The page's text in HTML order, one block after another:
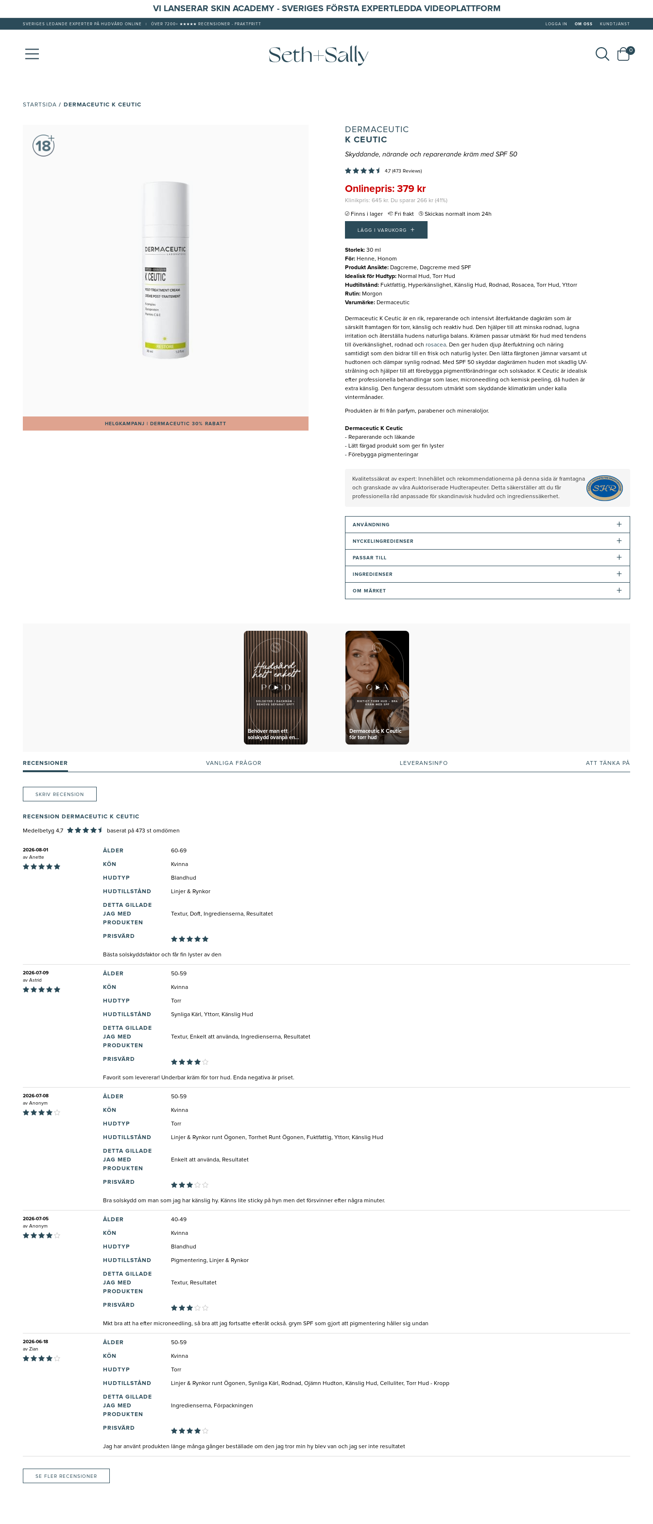
VI LANSERAR SKIN ACADEMY - SVERIGES FÖRSTA EXPERTLEDDA VIDEOPLATTFORM
SVERIGES LEDANDE EXPERTER PÅ HUDVÅRD ONLINE ÖVER 7200+ ★★★★★ RECENSIONER - FRAKTFRITT LOGGA IN OM OSS KUNDTJÄNST
0
STARTSIDA / DERMACEUTIC K CEUTIC
HELGKAMPANJ | DERMACEUTIC 30% RABATT
DERMACEUTIC
K CEUTIC
Skyddande, närande och reparerande kräm med SPF 50
4,7 (473 Reviews)
Onlinepris: 379 kr
Klinikpris: 645 kr. Du sparar 266 kr (41%)
Finns i lager Fri frakt Skickas normalt inom 24h
LÄGG I VARUKORG +
Storlek: 30 ml
För: Henne, Honom
Produkt Ansikte: Dagcreme, Dagcreme med SPF
Idealisk för Hudtyp: Normal Hud, Torr Hud
Hudtillstånd: Fuktfattig, Hyperkänslighet, Känslig Hud, Rodnad, Rosacea, Torr Hud, Yttorr
Rutin: Morgon
Varumärke: Dermaceutic
Dermaceutic K Ceutic är en rik, reparerande och intensivt återfuktande dagkräm som är
särskilt framtagen för torr, känslig och reaktiv hud. Den hjälper till att minska rodnad, lugna
irritation och återställa hudens naturliga balans. Krämen passar utmärkt för hud med tendens
till överkänslighet, rodnad och rosacea. Den ger huden djup återfuktning och näring
samtidigt som den bidrar till en frisk och naturlig lyster. Den lätta färgtonen jämnar varsamt ut
hudtonen och dämpar synlig rodnad. Med SPF 50 skyddar dagkrämen huden mot skadlig UV-
strålning och hjälper till att förebygga pigmentförändringar och solskador. K Ceutic är idealisk
efter professionella behandlingar som laser, microneedling och kemisk peeling, då huden är
extra känslig. Den fungerar dessutom utmärkt som skyddande klimatkräm under kalla
vintermånader.
Produkten är fri från parfym, parabener och mineraloljor.
Dermaceutic K Ceutic
- Reparerande och läkande
- Lätt färgad produkt som ger fin lyster
- Förebygga pigmenteringar
Kvalitetssäkrat av expert: Innehållet och rekommendationerna på denna sida är framtagna
och granskade av våra Auktoriserade Hudterapeuter. Detta säkerställer att du får
professionella råd anpassade för skandinavisk hudvård och ingredienssäkerhet.
ANVÄNDNING +
NYCKELINGREDIENSER +
PASSAR TILL +
INGREDIENSER +
OM MÄRKET +
Behöver man ett
solskydd ovanpå en
dagkräm med SPF?
Dermaceutic K Ceutic
för torr hud
RECENSIONER VANLIGA FRÅGOR LEVERANSINFO ATT TÄNKA PÅ
SKRIV RECENSION
RECENSION DERMACEUTIC K CEUTIC
Medelbetyg 4,7 baserat på 473 st omdömen
2026-08-01
av Anette
ÅLDER 60-69
KÖN Kvinna
HUDTYP Blandhud
HUDTILLSTÅND Linjer & Rynkor
DETTA GILLADE
JAG MED
PRODUKTEN
Textur, Doft, Ingredienserna, Resultatet
PRISVÄRD
Bästa solskyddsfaktor och får fin lyster av den
2026-07-09
av Astrid
ÅLDER 50-59
KÖN Kvinna
HUDTYP Torr
HUDTILLSTÅND Synliga Kärl, Yttorr, Känslig Hud
DETTA GILLADE
JAG MED
PRODUKTEN
Textur, Enkelt att använda, Ingredienserna, Resultatet
PRISVÄRD
Favorit som levererar! Underbar kräm för torr hud. Enda negativa är priset.
2026-07-08
av Anonym
ÅLDER 50-59
KÖN Kvinna
HUDTYP Torr
HUDTILLSTÅND Linjer & Rynkor runt Ögonen, Torrhet Runt Ögonen, Fuktfattig, Yttorr, Känslig Hud
DETTA GILLADE
JAG MED
PRODUKTEN
Enkelt att använda, Resultatet
PRISVÄRD
Bra solskydd om man som jag har känslig hy. Känns lite sticky på hyn men det försvinner efter några minuter.
2026-07-05
av Anonym
ÅLDER 40-49
KÖN Kvinna
HUDTYP Blandhud
HUDTILLSTÅND Pigmentering, Linjer & Rynkor
DETTA GILLADE
JAG MED
PRODUKTEN
Textur, Resultatet
PRISVÄRD
Mkt bra att ha efter microneedling, så bra att jag fortsatte efteråt också. grym SPF som gjort att pigmentering håller sig undan
2026-06-18
av Zian
ÅLDER 50-59
KÖN Kvinna
HUDTYP Torr
HUDTILLSTÅND Linjer & Rynkor runt Ögonen, Synliga Kärl, Rodnad, Ojämn Hudton, Känslig Hud, Celluliter, Torr Hud - Kropp
DETTA GILLADE
JAG MED
PRODUKTEN
Ingredienserna, Förpackningen
PRISVÄRD
Jag har använt produkten länge många gånger beställade om den jag tror min hy blev van och jag ser inte resultatet
SE FLER RECENSIONER